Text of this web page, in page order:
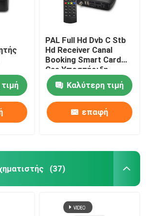
PAL Full Hd Dvb C Stb
Hd Receiver Canal
Booking Smart Card
Cas Υποστήριξη
Καλύτερη τιμή
επαφή
(37)